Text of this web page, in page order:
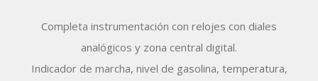
Completa instrumentación con relojes con diales
analógicos y zona central digital.
Indicador de marcha, nivel de gasolina, temperatura,